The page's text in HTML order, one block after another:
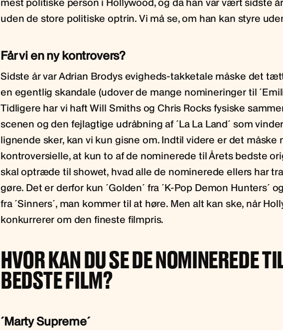
uden de store politiske optrin. Vi må se, om han kan styre
Får vi en ny kontrovers?
Sidste år var Adrian Brodys evigheds-takketale måske det
en egentlig skandale (udover de mange nomineringer til
Tidligere har vi haft Will Smiths og Chris Rocks fysiske
scenen og den fejlagtige udråbning af ´La La Land´ som
lignende sker, kan vi kun gisne om. Indtil videre er det måske
kontroversielle, at kun to af de nominerede til Årets bedste
skal optræde til showet, hvad alle de nominerede ellers har
gøre. Det er derfor kun ´Golden´ fra ´K-Pop Demon Hunters´
fra ´Sinners´, man kommer til at høre. Men alt kan ske, når
konkurrerer om den fineste filmpris.
HVOR KAN DU SE DE NOMINEREDE
BEDSTE FILM?
´Marty Supreme´